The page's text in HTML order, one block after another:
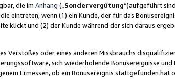
die im Anhang („ Sondervergütung“)aufgeführt
eintreten, wenn (1) ein Kunde, der für das
klickt und (2) der Kunde während der sich daraus
Verstoßes oder eines anderen Missbrauchs
sich wiederholende Bonusereignisse und
Ermessen, ob ein Bonusereignis stattgefunden hat